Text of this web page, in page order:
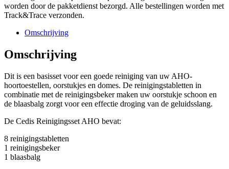
worden door de pakketdienst bezorgd. Alle bestellingen worden met
Track&Trace verzonden.
Omschrijving
Omschrijving
Dit is een basisset voor een goede reiniging van uw AHO-
hoortoestellen, oorstukjes en domes. De reinigingstabletten in
combinatie met de reinigingsbeker maken uw oorstukje schoon en
de blaasbalg zorgt voor een effectie droging van de geluidsslang.
De Cedis Reinigingsset AHO bevat:
8 reinigingstabletten
1 reinigingsbeker
1 blaasbalg